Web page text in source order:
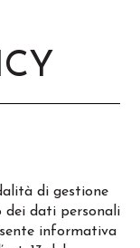
di gestione
dati personali
informativa